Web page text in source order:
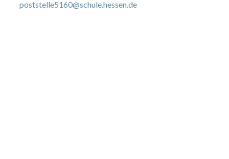
poststelle5160@schule.hessen.de